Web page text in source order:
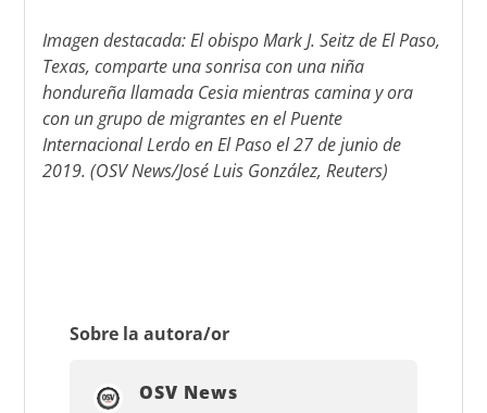
Imagen destacada: El obispo Mark J. Seitz de El Paso,
Texas, comparte una sonrisa con una niña
hondureña llamada Cesia mientras camina y ora
con un grupo de migrantes en el Puente
Internacional Lerdo en El Paso el 27 de junio de
2019. (OSV News/José Luis González, Reuters)
Sobre la autora/or
OSV News